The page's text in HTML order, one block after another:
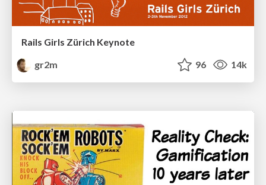
Rails Girls Zürich Keynote
gr2m
96 14k